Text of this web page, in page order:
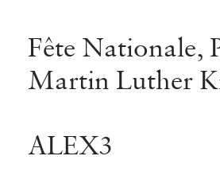
Fête Nationale,
Martin Luther
ALEX3